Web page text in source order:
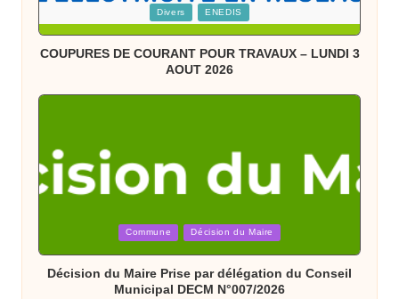
Divers ENEDIS
COUPURES DE COURANT POUR TRAVAUX – LUNDI 3
AOUT 2026
Commune Décision du Maire
Décision du Maire Prise par délégation du Conseil
Municipal DECM N°007/2026